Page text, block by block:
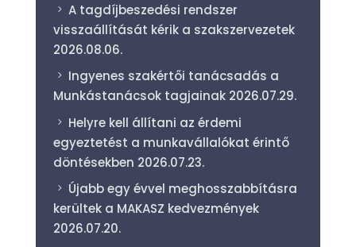
A tagdíjbeszedési rendszer
visszaállítását kérik a szakszervezetek
2026.08.06.
Ingyenes szakértői tanácsadás a
Munkástanácsok tagjainak 2026.07.29.
Helyre kell állítani az érdemi
egyeztetést a munkavállalókat érintő
döntésekben 2026.07.23.
Újabb egy évvel meghosszabbításra
kerültek a MAKASZ kedvezmények
2026.07.20.